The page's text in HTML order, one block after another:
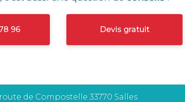
96 Devis gratuit
de Compostelle 33770 Salles